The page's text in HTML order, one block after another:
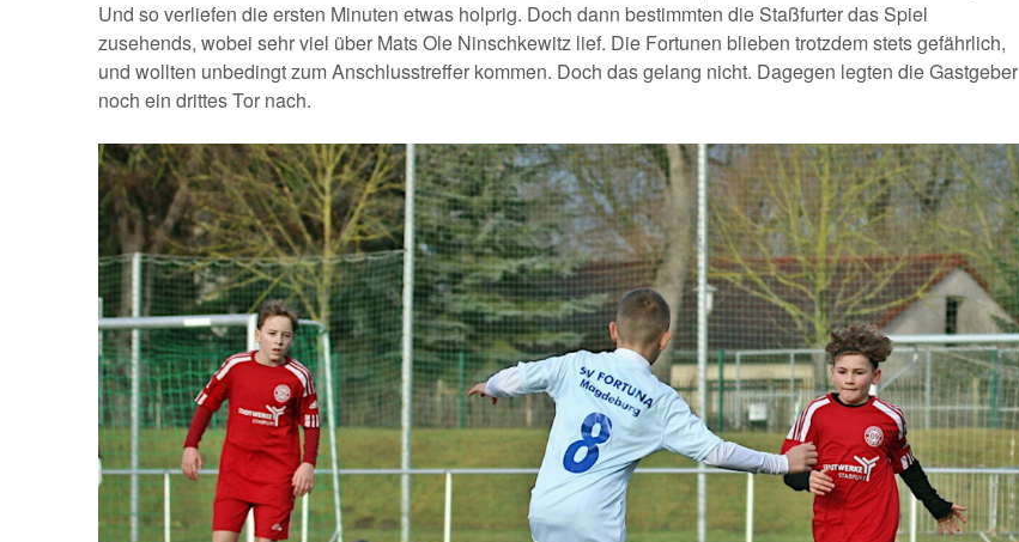
Und so verliefen die ersten Minuten etwas holprig. Doch dann bestimmten die Staßfurter das Spiel
zusehends, wobei sehr viel über Mats Ole Ninschkewitz lief. Die Fortunen blieben trotzdem stets gefährlich,
und wollten unbedingt zum Anschlusstreffer kommen. Doch das gelang nicht. Dagegen legten die Gastgeber
noch ein drittes Tor nach.